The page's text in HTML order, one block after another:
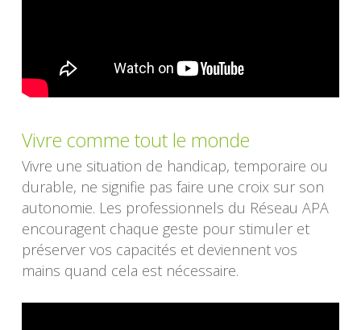
Vivre comme tout le monde
Vivre une situation de handicap, temporaire ou
durable, ne signifie pas faire une croix sur son
autonomie. Les professionnels du Réseau APA
encouragent chaque geste pour stimuler et
préserver vos capacités et deviennent vos
mains quand cela est nécessaire.